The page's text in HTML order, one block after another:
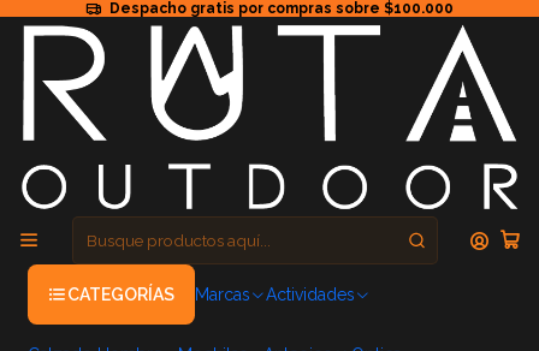
Despacho gratis por compras sobre $100.000
CATEGORÍAS Marcas Actividades